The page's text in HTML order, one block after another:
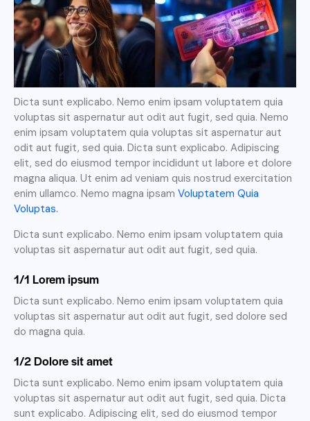
Dicta sunt explicabo. Nemo enim ipsam voluptatem quia
voluptas sit aspernatur aut odit aut fugit, sed quia. Nemo
enim ipsam voluptatem quia voluptas sit aspernatur aut
odit aut fugit, sed quia. Dicta sunt explicabo. Adipiscing
elit, sed do eiusmod tempor incididunt ut labore et dolore
magna aliqua. Ut enim ad veniam quis nostrud exercitation
enim ullamco. Nemo magna ipsam Voluptatem Quia
Voluptas.
Dicta sunt explicabo. Nemo enim ipsam voluptatem quia
voluptas sit aspernatur aut odit aut fugit, sed quia.
1/1 Lorem ipsum
Dicta sunt explicabo. Nemo enim ipsam voluptatem quia
voluptas sit aspernatur aut odit aut fugit, sed dolore sed
do magna quia.
1/2 Dolore sit amet
Dicta sunt explicabo. Nemo enim ipsam voluptatem quia
voluptas sit aspernatur aut odit aut fugit, sed quia. Dicta
sunt explicabo. Adipiscing elit, sed do eiusmod tempor